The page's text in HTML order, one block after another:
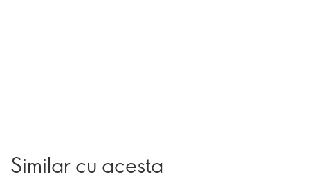
Similar cu acesta